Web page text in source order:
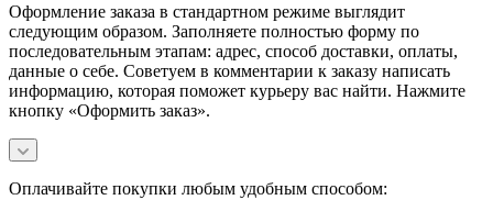
Оформление заказа в стандартном режиме выглядит
следующим образом. Заполняете полностью форму по
последовательным этапам: адрес, способ доставки, оплаты,
данные о себе. Советуем в комментарии к заказу написать
информацию, которая поможет курьеру вас найти. Нажмите
кнопку «Оформить заказ».
Оплачивайте покупки любым удобным способом: